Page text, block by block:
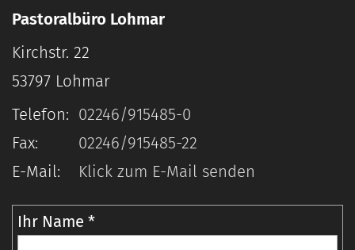
Pastoralbüro Lohmar
Kirchstr. 22
53797 Lohmar
Telefon: 02246/915485-0
Fax:
02246/915485-22
E-Mail:
Klick zum E-Mail senden
Ihr Name *